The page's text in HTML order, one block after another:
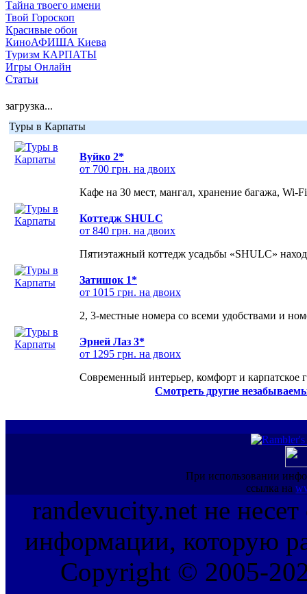
Тайна твоего имени
Твой Гороскоп
Красивые обои
КиноАФИША Киева
Туризм КАРПАТЫ
Игры Онлайн
Статьи
загрузка...
Туры в Карпаты
Вуйко 2*
от 700 грн. на двоих
Кафе на 30 мест, мангал, хранение багажа, Wi-
Коттедж SHULC
от 840 грн. на двоих
Пятиэтажный коттедж усадьбы «SHULC»
Затишок 1*
от 1015 грн. на двоих
2, 3-местные номера со всеми удобствами и
Эрней Лаз 3*
от 1295 грн. на двоих
Современный интерьер, комфорт и карпатское
Смотреть другие
При использовании
ссылка на
randevucity.net не несет
информации, которую
Copyright © 2005-